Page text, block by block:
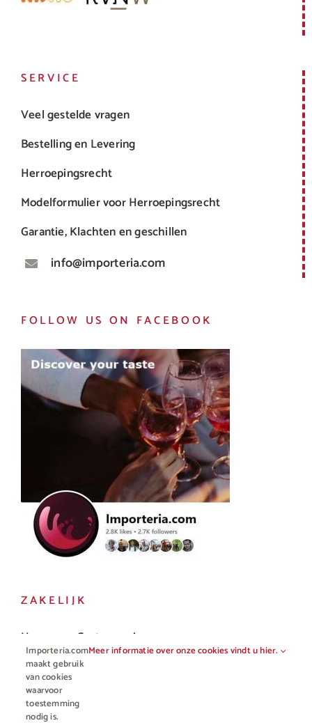
SERVICE
Veel gestelde vragen
Bestelling en Levering
Herroepingsrecht
Modelformulier voor Herroepingsrecht
Garantie, Klachten en geschillen
info@importeria.com
FOLLOW US ON FACEBOOK
ZAKELIJK
Horeca en Gastronomie
Vakhandel
Importeria.com
maakt gebruik
van cookies
waarvoor
toestemming
nodig is.
Meer informatie over onze cookies vindt u hier.